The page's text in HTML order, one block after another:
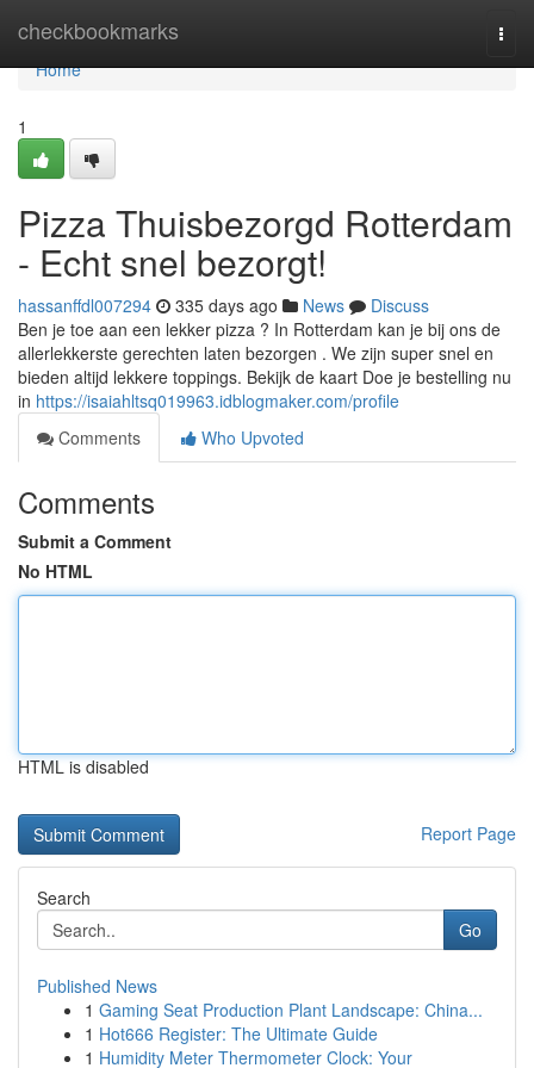
checkbookmarks
Home
Home
1
Pizza Thuisbezorgd Rotterdam
- Echt snel bezorgt!
hassanffdl007294 335 days ago News
Discuss
Ben je toe aan een lekker pizza ? In Rotterdam kan je bij ons de
allerlekkerste gerechten laten bezorgen . We zijn super snel en
bieden altijd lekkere toppings. Bekijk de kaart Doe je bestelling nu
in https://isaiahltsq019963.idblogmaker.com/profile
Comments
Who Upvoted
Comments
Submit a Comment
No HTML
HTML is disabled
Report Page
Search
Go
Published News
1 Gaming Seat Production Plant Landscape: China...
1 Hot666 Register: The Ultimate Guide
1 Humidity Meter Thermometer Clock: Your